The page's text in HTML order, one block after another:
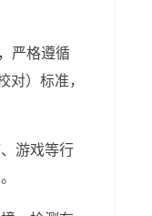
严格遵循
）标准，
游戏等行